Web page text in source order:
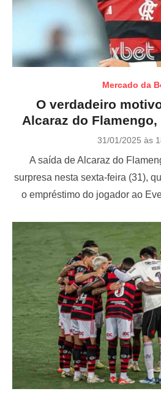
Mercado da
O verdadeiro
Alcaraz do
P
s
t
e
d
31/01/2025 às
A saída de Alcaraz do
surpresa nesta sexta-feira (31),
o empréstimo do jogador ao